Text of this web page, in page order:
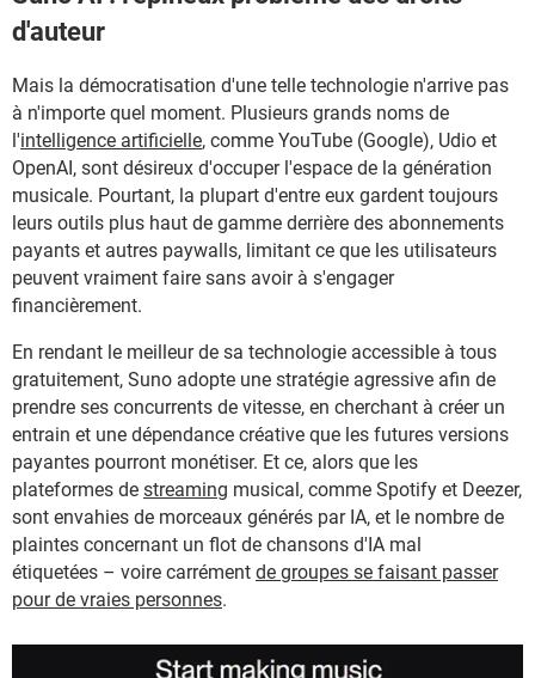
d'auteur
Mais la démocratisation d'une telle technologie n'arrive pas
à n'importe quel moment. Plusieurs grands noms de
l'intelligence artificielle, comme YouTube (Google), Udio et
OpenAI, sont désireux d'occuper l'espace de la génération
musicale. Pourtant, la plupart d'entre eux gardent toujours
leurs outils plus haut de gamme derrière des abonnements
payants et autres paywalls, limitant ce que les utilisateurs
peuvent vraiment faire sans avoir à s'engager
financièrement.
En rendant le meilleur de sa technologie accessible à tous
gratuitement, Suno adopte une stratégie agressive afin de
prendre ses concurrents de vitesse, en cherchant à créer un
entrain et une dépendance créative que les futures versions
payantes pourront monétiser. Et ce, alors que les
plateformes de streaming musical, comme Spotify et Deezer,
sont envahies de morceaux générés par IA, et le nombre de
plaintes concernant un flot de chansons d'IA mal
étiquetées – voire carrément de groupes se faisant passer
pour de vraies personnes.